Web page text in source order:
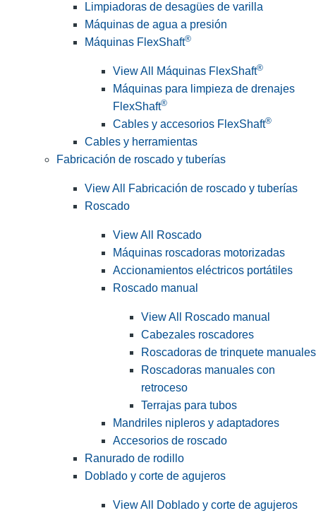
Limpiadoras de desagües de varilla
Máquinas de agua a presión
Máquinas FlexShaft®
View All Máquinas FlexShaft®
Máquinas para limpieza de drenajes
FlexShaft®
Cables y accesorios FlexShaft®
Cables y herramientas
Fabricación de roscado y tuberías
View All Fabricación de roscado y tuberías
Roscado
View All Roscado
Máquinas roscadoras motorizadas
Accionamientos eléctricos portátiles
Roscado manual
View All Roscado manual
Cabezales roscadores
Roscadoras de trinquete manuales
Roscadoras manuales con
retroceso
Terrajas para tubos
Mandriles nipleros y adaptadores
Accesorios de roscado
Ranurado de rodillo
Doblado y corte de agujeros
View All Doblado y corte de agujeros